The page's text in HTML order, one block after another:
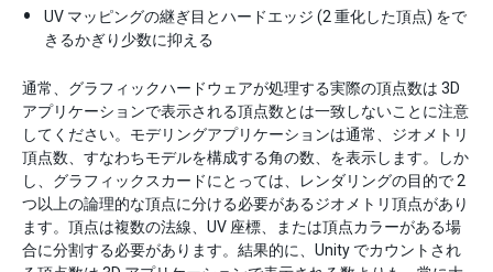
UV マッピングの継ぎ目とハードエッジ (2 重化した頂点) をで
きるかぎり少数に抑える
通常、グラフィックハードウェアが処理する実際の頂点数は 3D
アプリケーションで表示される頂点数とは一致しないことに注意
してください。モデリングアプリケーションは通常、ジオメトリ
頂点数、すなわちモデルを構成する角の数、を表示します。しか
し、グラフィックスカードにとっては、レンダリングの目的で 2
つ以上の論理的な頂点に分ける必要があるジオメトリ頂点があり
ます。頂点は複数の法線、UV 座標、または頂点カラーがある場
合に分割する必要があります。結果的に、Unity でカウントされ